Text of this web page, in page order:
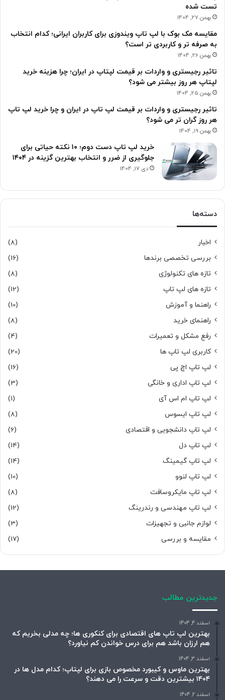
تست شده
بهمن 27, 1404
مقایسه مک بوک با لپ تاپ ویندوزی برای کاربران ایرانی؛ کدام انتخاب
به صرفه تر و کاربردی تر است؟
بهمن 26, 1404
تاثیر رجیستری و واردات بر قیمت لپتاپ در ایران؛ چرا هزینه خرید
لپتاپ هر روز بیشتر می شود؟
بهمن 25, 1404
تاثیر رجیستری و واردات بر قیمت لپ تاپ در ایران و چرا خرید لپ تاپ
هر روز گران تر می شود؟
بهمن 19, 1404
خرید لپ تاپ دست دوم؛ ۱۰ نکته حیاتی برای
جلوگیری از ضرر و انتخاب بهترین گزینه در ۱۴۰۴
دی 17, 1404
دسته‌ها
اخبار
(8)
بررسی تخصصی برندها
(16)
تازه های تکنولوژی
(8)
تازه های لپ تاپ
(12)
راهنما و آموزش
(10)
راهنمای خرید
(8)
رفع مشکل و تعمیرات
(4)
کاربری لپ تاپ ها
(20)
لپ تاپ اچ پی
(16)
لپ تاپ اداری و خانگی
(3)
لپ تاپ ام اس آی
(1)
لپ تاپ ایسوس
(8)
لپ تاپ دانشجویی و اقتصادی
(6)
لپ تاپ دل
(14)
لپ تاپ گیمینگ
(14)
لپ تاپ لنوو
(10)
لپ تاپ مایکروسافت
(8)
لپ تاپ مهندسی و رندرینگ
(12)
لوازم جانبی و تجهیزات
(3)
مقایسه و بررسی
(17)
جدیدترین مطالب
اسفند 4, 1404
بهترین لپ تاپ های اقتصادی برای کنکوری ها؛ چه مدلی بخریم که
هم ارزان باشد هم برای درس خواندن کم نیاورد؟
اسفند 3, 1404
بهترین ماوس و کیبورد مخصوص بازی برای لپتاپ؛ کدام مدل ها در
۱۴۰۴ بیشترین دقت و سرعت را می دهند؟
اسفند 2, 1404